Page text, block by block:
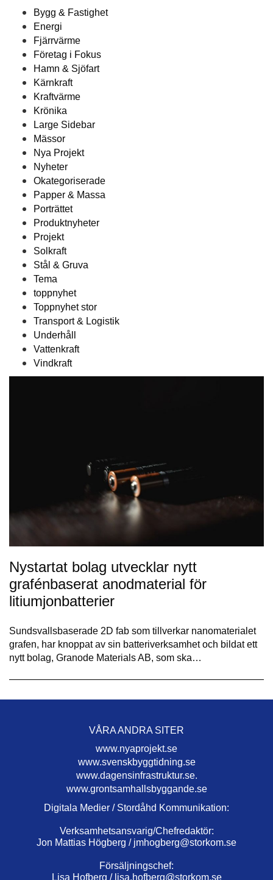
Bygg & Fastighet
Energi
Fjärrvärme
Företag i Fokus
Hamn & Sjöfart
Kärnkraft
Kraftvärme
Krönika
Large Sidebar
Mässor
Nya Projekt
Nyheter
Okategoriserade
Papper & Massa
Porträttet
Produktnyheter
Projekt
Solkraft
Stål & Gruva
Tema
toppnyhet
Toppnyhet stor
Transport & Logistik
Underhåll
Vattenkraft
Vindkraft
Nystartat bolag utvecklar nytt
grafénbaserat anodmaterial för
litiumjonbatterier
Sundsvallsbaserade 2D fab som tillverkar nanomaterialet
grafen, har knoppat av sin batteriverksamhet och bildat ett
nytt bolag, Granode Materials AB, som ska…
VÅRA ANDRA SITER
www.nyaprojekt.se
www.svenskbyggtidning.se
www.dagensinfrastruktur.se.
www.grontsamhallsbyggande.se
Digitala Medier / Stordåhd Kommunikation:
Verksamhetsansvarig/Chefredaktör:
Jon Mattias Högberg / jmhogberg@storkom.se
Försäljningschef:
Lisa Hofberg / lisa.hofberg@storkom.se